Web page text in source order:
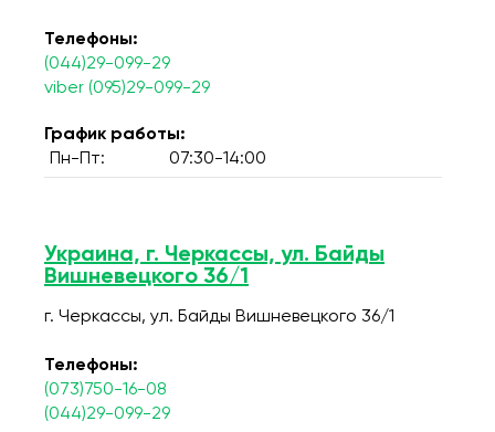
Телефоны:
(044)29-099-29
viber (095)29-099-29
График работы:
Пн-Пт:
07:30-14:00
Украина, г. Черкассы, ул. Байды
Вишневецкого 36/1
г. Черкассы, ул. Байды Вишневецкого 36/1
Телефоны:
(073)750-16-08
(044)29-099-29